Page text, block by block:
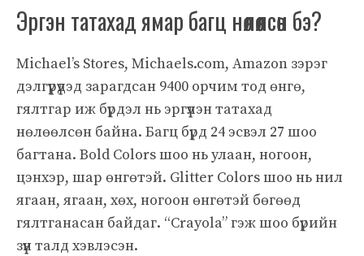
Эргэн татахад ямар багц нөлөөлсөн бэ?
Michael’s Stores, Michaels.com, Amazon зэрэг
дэлгүүрүүдэд зарагдсан 9400 орчим тод өнгө,
гялтгар иж бүрдэл нь эргүүлэн татахад
нөлөөлсөн байна. Багц бүрд 24 эсвэл 27 шоо
багтана. Bold Colors шоо нь улаан, ногоон,
цэнхэр, шар өнгөтэй. Glitter Colors шоо нь нил
ягаан, ягаан, хөх, ногоон өнгөтэй бөгөөд
гялтганасан байдаг. “Crayola” гэж шоо бүрийн
зүүн талд хэвлэсэн.